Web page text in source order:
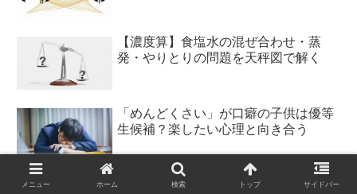
【濃度算】食塩水の混ぜ合わせ・蒸
発・やりとりの問題を天秤図で解く
「めんどくさい」が口癖の子供は優等
生候補？楽したい心理と向き合う
【空間図形】立方体の切断面を作図す
メニュー ホーム 検索 トップ サイドバー